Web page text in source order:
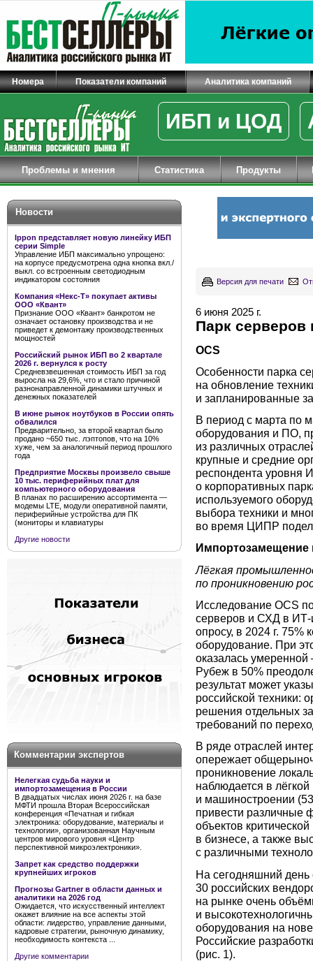
Номера Показатели компаний Аналитика компаний
ИБП и ЦОД
Проблемы и мнения Статистика Продукты
Новости
Ippon представляет новую линейку ИБП
серии Simple
Управление ИБП максимально упрощено:
на корпусе предусмотрена одна кнопка вкл./
выкл. со встроенным светодиодным
индикатором состояния
Компания «Некс-Т» покупает активы
ООО «Квант»
Признание ООО «Квант» банкротом не
означает остановку производства и не
приведет к демонтажу производственных
мощностей
Российский рынок ИБП во 2 квартале
2026 г. вернулся к росту
Средневзвешенная стоимость ИБП за год
выросла на 29,6%, что и стало причиной
разнонаправленной динамики штучных и
денежных показателей
В июне рынок ноутбуков в России опять
обвалился
Предварительно, за второй квартал было
продано ~650 тыс. лэптопов, что на 10%
хуже, чем за аналогичный период прошлого
года
Предприятие Москвы произвело свыше
10 тыс. периферийных плат для
компьютерного оборудования
В планах по расширению ассортимента —
модемы LTE, модули оперативной памяти,
периферийные устройства для ПК
(мониторы и клавиатуры
Другие новости
Комментарии экспертов
Нелегкая судьба науки и
импортозамещения в России
В двадцатых числах июня 2026 г. на базе
МФТИ прошла Вторая Всероссийская
конференция «Печатная и гибкая
электроника: оборудование, материалы и
технологии», организованная Научным
центров мирового уровня «Центр
перспективной микроэлектроники».
Запрет как средство поддержки
крупнейших игроков
Прогнозы Gartner в области данных и
аналитики на 2026 год
Ожидается, что искусственный интеллект
окажет влияние на все аспекты этой
области: лидерство, управление данными,
кадровые стратегии, рыночную динамику,
необходимость контекста ...
Другие комментарии
Версия для печати
6 июня 2025 г.
Парк серверов
OCS
Особенности парка
на обновление
и запланированные
В период с марта по
оборудования и ПО,
из различных
крупные и средние
респондента уровня
о корпоративных
используемого
выбора техники и
во время ЦИПР
Импортозамещение
Лёгкая
по проникновению
Исследование OCS
серверов и СХД в ИТ-
опросу, в 2024 г. 75%
оборудование. При
оказалась
Рубеж в 50%
результат может
российской техники:
решения отдельных
требований по
В ряде отраслей
опережает
проникновение
наблюдается в
и машиностроении
привести различные
объектов
в бизнесе, а также
с различными
На сегодняшний
30 российских
на рынке очень
и
оборудования на
Российские
(рис. 1).